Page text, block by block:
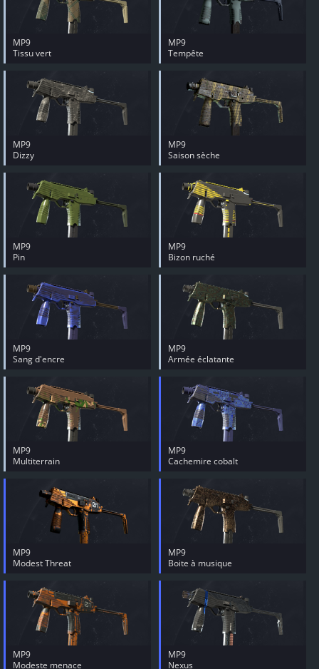
MP9
Tissu vert
MP9
Tempête
MP9
Dizzy
MP9
Saison sèche
MP9
Pin
MP9
Bizon ruché
MP9
Sang d'encre
MP9
Armée éclatante
MP9
Multiterrain
MP9
Cachemire cobalt
MP9
Modest Threat
MP9
Boite à musique
MP9
Modeste menace
MP9
Nexus